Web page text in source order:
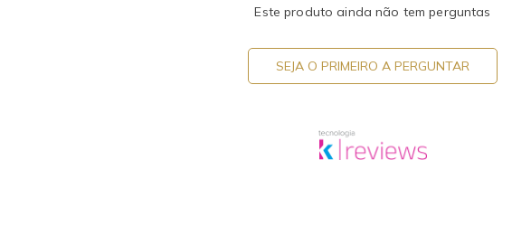
Este produto ainda não tem perguntas
SEJA O PRIMEIRO A PERGUNTAR